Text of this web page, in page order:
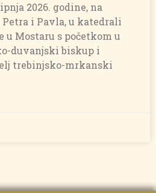
2026. godine, na
i Pavla, u katedrali
u Mostaru s početkom u
duvanjski biskup i
trebinjsko-mrkanski